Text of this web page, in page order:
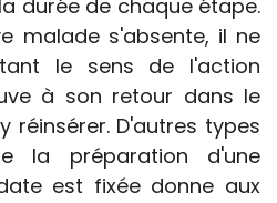
durée de chaque étape.
malade s'absente, il ne
le sens de l'action
à son retour dans le
réinsérer. D'autres types
la préparation d'une
est fixée donne aux